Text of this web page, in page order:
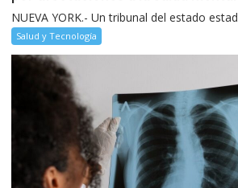
NUEVA YORK.- Un tribunal del estado
Salud y Tecnología